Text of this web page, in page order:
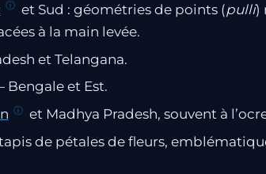
et Sud : géométries de points (pulli)
à la main levée.
et Telangana.
et Est.
et Madhya Pradesh, souvent à
de pétales de fleurs,